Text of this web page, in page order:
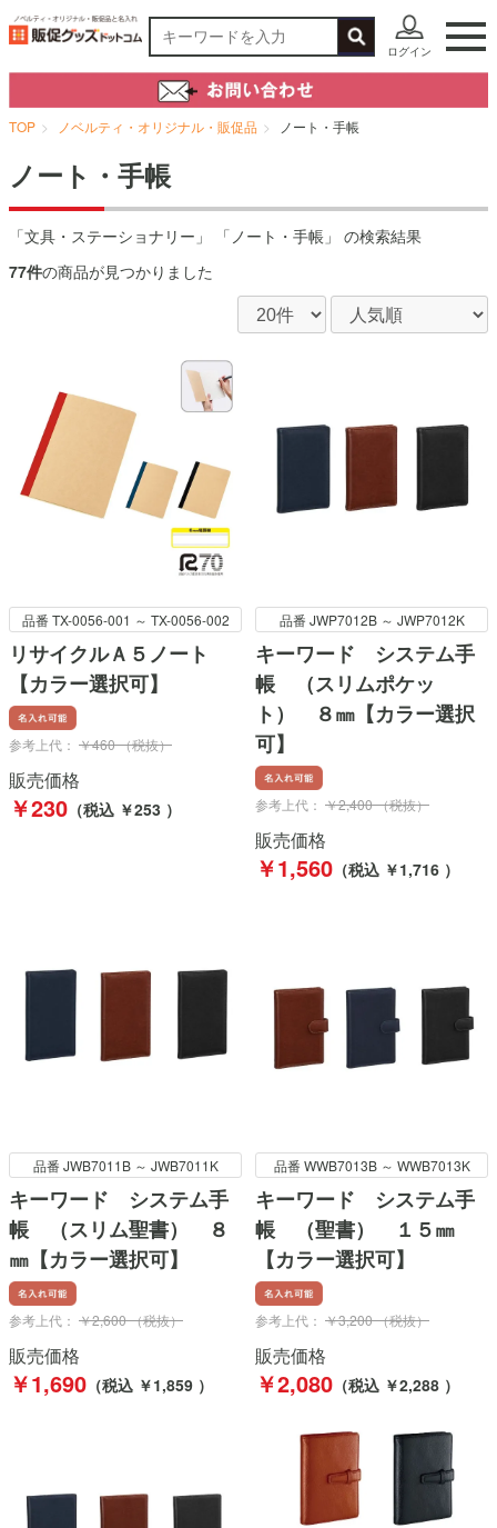
ログイン
TOP ノベルティ・オリジナル・販促品 ノート・手帳
ノート・手帳
「文具・ステーショナリー」 「ノート・手帳」 の検索結果
77件の商品が見つかりました
品番 TX-0056-001 ～ TX-0056-002
リサイクルＡ５ノート
【カラー選択可】
参考上代： ￥460 （税抜）
販売価格
￥230 （税込 ￥253 ）
品番 JWP7012B ～ JWP7012K
キーワード システム手
帳 （スリムポケッ
ト） ８㎜【カラー選択
可】
参考上代： ￥2,400 （税抜）
販売価格
￥1,560 （税込 ￥1,716 ）
品番 JWB7011B ～ JWB7011K
キーワード システム手
帳 （スリム聖書） ８
㎜【カラー選択可】
参考上代： ￥2,600 （税抜）
販売価格
￥1,690 （税込 ￥1,859 ）
品番 WWB7013B ～ WWB7013K
キーワード システム手
帳 （聖書） １５㎜
【カラー選択可】
参考上代： ￥3,200 （税抜）
販売価格
￥2,080 （税込 ￥2,288 ）